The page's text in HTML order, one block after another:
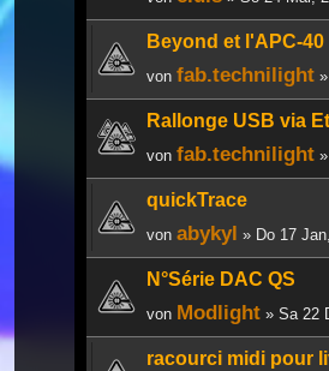
Beyond et l'APC-40
von fab.technilight
Rallonge USB via
von fab.technilight
quickTrace
von abykyl » Do 17
N°Série DAC QS
von Modlight » Sa 22
racourci midi pour